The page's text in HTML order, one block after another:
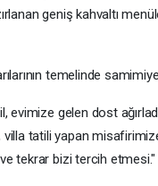
geniş kahvaltı
temelinde
evimize gelen dost
tatili yapan
tekrar bizi tercih etmesi."